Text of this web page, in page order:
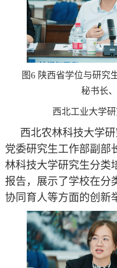
图6 陕西省学位与研究
秘书长、
西北工业大学
西北农林科技大学研
党委研究生工作部副部
林科技大学研究生分类
报告，展示了学校在分
协同育人等方面的创新